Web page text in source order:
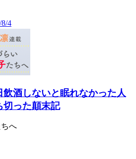
8/4
飲酒しないと眠れなかった人
切った顛末記
へ